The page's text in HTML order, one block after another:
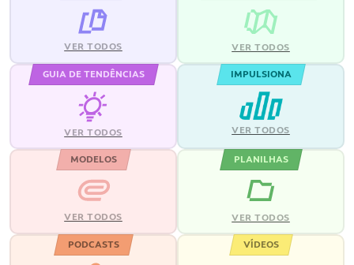
VER TODOS VER TODOS
GUIA DE TENDÊNCIAS
VER TODOS
IMPULSIONA
VER TODOS
MODELOS
VER TODOS
PLANILHAS
VER TODOS
PODCASTS VÍDEOS